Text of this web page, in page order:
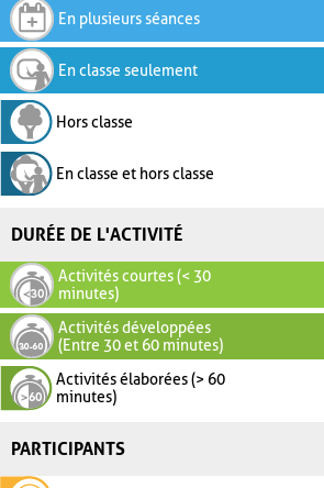
En plusieurs séances
En classe seulement
Hors classe
En classe et hors classe
DURÉE DE L'ACTIVITÉ
Activités courtes (< 30
minutes)
Activités développées
(Entre 30 et 60 minutes)
Activités élaborées (> 60
minutes)
PARTICIPANTS